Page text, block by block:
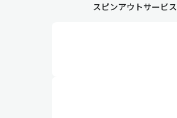
スピンアウトサービス